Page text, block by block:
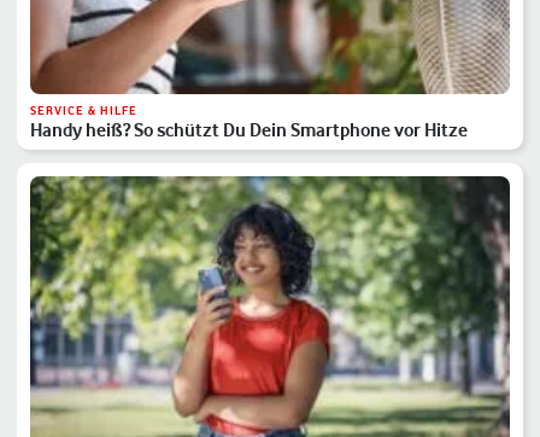
SERVICE & HILFE
Handy heiß? So schützt Du Dein Smartphone vor Hitze